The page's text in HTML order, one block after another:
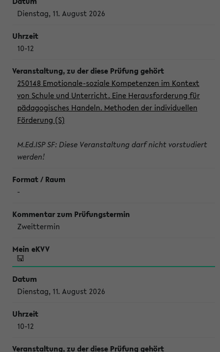
Dienstag, 11. August 2026
10-12
250148 Emotionale-soziale Kompetenzen im Kontext
von Schule und Unterricht. Eine Herausforderung für
pädagogisches Handeln. Methoden der individuellen
Förderung (S)
M.Ed.ISP SF: Diese Veranstaltung darf nicht vorstudiert
werden!
-
Zweittermin
Dienstag, 11. August 2026
10-12